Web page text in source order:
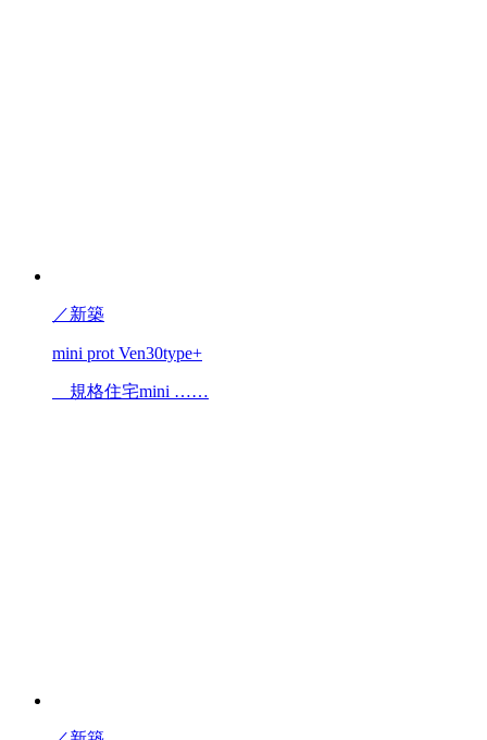
／新築
mini prot Ven30type+
規格住宅mini ……